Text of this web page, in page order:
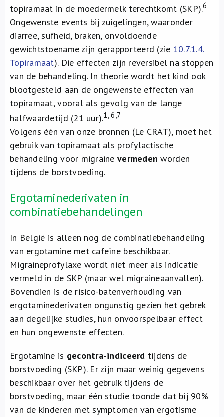
topiramaat in de moedermelk terechtkomt (SKP).6
Ongewenste events bij zuigelingen, waaronder
diarree, sufheid, braken, onvoldoende
gewichtstoename zijn gerapporteerd (zie 10.7.1.4.
Topiramaat). Die effecten zijn reversibel na stoppen
van de behandeling. In theorie wordt het kind ook
blootgesteld aan de ongewenste effecten van
topiramaat, vooral als gevolg van de lange
halfwaardetijd (21 uur).1, 6,7
Volgens één van onze bronnen (Le CRAT), moet het
gebruik van topiramaat als profylactische
behandeling voor migrainevermeden worden
tijdens de borstvoeding.
Ergotaminederivaten in
combinatiebehandelingen
In België is alleen nog de combinatiebehandeling
van ergotamine met cafeïne beschikbaar.
Migraineprofylaxe wordt niet meer als indicatie
vermeld in de SKP (maar wel migraineaanvallen).
Bovendien is de risico-batenverhouding van
ergotaminederivaten ongunstig gezien het gebrek
aan degelijke studies, hun onvoorspelbaar effect
en hun ongewenste effecten.
Ergotamine is gecontra-indiceerd tijdens de
borstvoeding (SKP). Er zijn maar weinig gegevens
beschikbaar over het gebruik tijdens de
borstvoeding, maar één studie toonde dat bij 90%
van de kinderen met symptomen van ergotisme